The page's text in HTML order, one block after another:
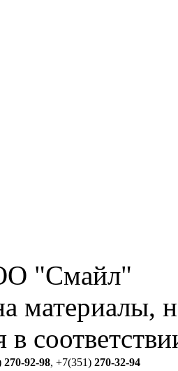
"Смайл"
материалы,
в
270-92-98, +7(351) 270-32-94